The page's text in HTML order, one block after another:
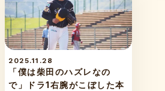
2025.11.28
「僕は柴田のハズレなの
で」ドラ1右腕がこぼした本